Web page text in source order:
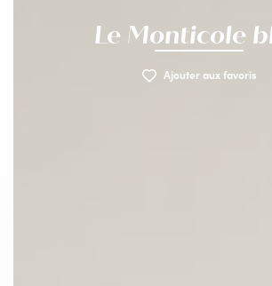
Le Monticole
Ajouter aux favoris